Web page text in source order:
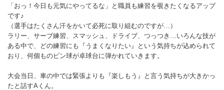
「おっ！今日も元気にやってるな」と職員も練習を覗きたくなるアップ
です♪
（選手はたくさん汗をかいて必死に取り組むのですが…）
ラリー、サーブ練習、スマッシュ、ドライブ、つっつき…いろんな技が
ある中で、どの練習にも『うまくなりたい』という気持ちが込められて
おり、何個ものピン球が卓球台に弾かれていきます。
大会当日、車の中では緊張よりも『楽しもう』と言う気持ちが大きかっ
たと話すAくん。